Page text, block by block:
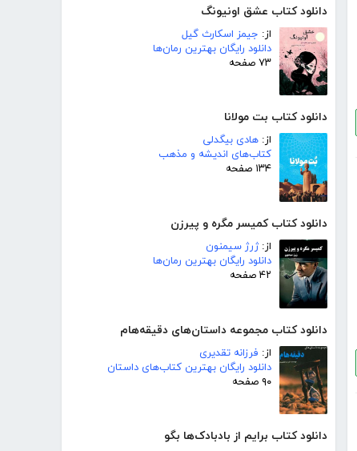
دانلود کتاب عشق اونیونگ
از: جیمز اسکارث گیل
دانلود رایگان بهترین رمان‌ها
۷۳ صفحه
دانلود کتاب بت مولانا
از: هادی بیگدلی
کتاب‌های اندیشه و مذهب
۱۳۴ صفحه
دانلود کتاب کمیسر مگره و پیرزن
از:ژرژ سیمنون
دانلود رایگان بهترین رمان‌ها
۴۲ صفحه
دانلود کتاب مجموعه داستان‌های دقیقه‌هام
از: فرزانه تقدیری
دانلود رایگان بهترین کتاب‌های داستان
۹۰ صفحه
دانلود کتاب برایم از بادبادک‌ها بگو